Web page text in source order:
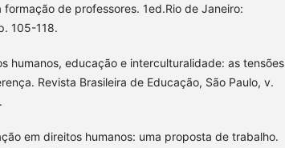
de professores. 1ed.Rio de Janeiro:
105-118.
humanos, educação e interculturalidade: as tensões
Revista Brasileira de Educação, São Paulo, v.
em direitos humanos: uma proposta de trabalho.